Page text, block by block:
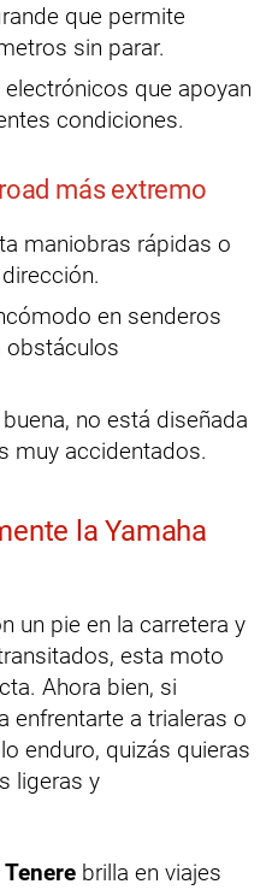
que permite
sin parar.
que apoyan
condiciones.
más extremo
maniobras rápidas o
en senderos
obstáculos
no está diseñada
muy accidentados.
la Yamaha
un pie en la carretera y
esta moto
Ahora bien, si
enfrentarte a trialeras o
enduro, quizás quieras
ligeras y
brilla en viajes